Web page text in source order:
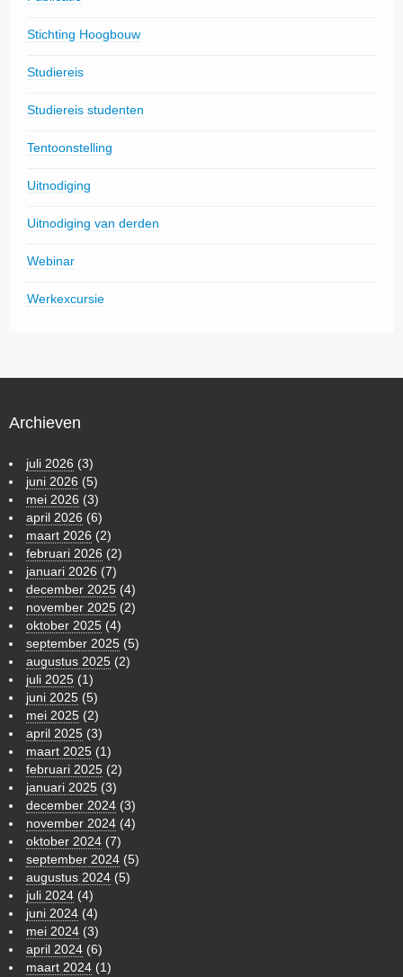
Stichting Hoogbouw
Studiereis
Studiereis studenten
Tentoonstelling
Uitnodiging
Uitnodiging van derden
Webinar
Werkexcursie
Archieven
juli 2026 (3)
juni 2026 (5)
mei 2026 (3)
april 2026 (6)
maart 2026 (2)
februari 2026 (2)
januari 2026 (7)
december 2025 (4)
november 2025 (2)
oktober 2025 (4)
september 2025 (5)
augustus 2025 (2)
juli 2025 (1)
juni 2025 (5)
mei 2025 (2)
april 2025 (3)
maart 2025 (1)
februari 2025 (2)
januari 2025 (3)
december 2024 (3)
november 2024 (4)
oktober 2024 (7)
september 2024 (5)
augustus 2024 (5)
juli 2024 (4)
juni 2024 (4)
mei 2024 (3)
april 2024 (6)
maart 2024 (1)